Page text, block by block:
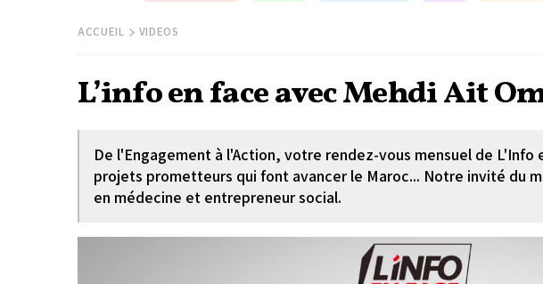
ACCUEIL VIDEOS
L’info en face avec Mehdi Ait
De l'Engagement à l'Action, votre rendez-vous mensuel de L'Info
projets prometteurs qui font avancer le Maroc... Notre invité du
en médecine et entrepreneur social.